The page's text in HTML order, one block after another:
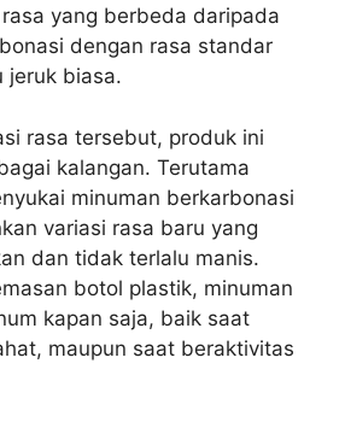
yang berbeda daripada
dengan rasa standar
jeruk biasa.
rasa tersebut, produk ini
kalangan. Terutama
minuman berkarbonasi
variasi rasa baru yang
dan tidak terlalu manis.
botol plastik, minuman
kapan saja, baik saat
maupun saat beraktivitas